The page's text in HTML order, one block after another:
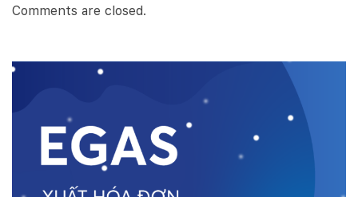
Comments are closed.